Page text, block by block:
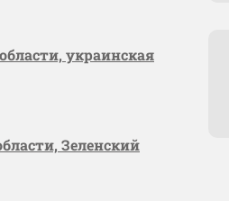
украинская
Зеленский